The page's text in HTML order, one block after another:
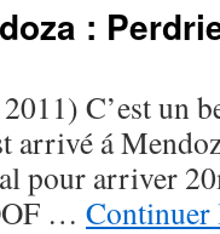
:
C’est un
arrivé á
pour arriver
…